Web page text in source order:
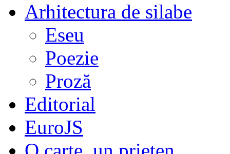
Arhitectura de silabe
Eseu
Poezie
Proză
Editorial
EuroJS